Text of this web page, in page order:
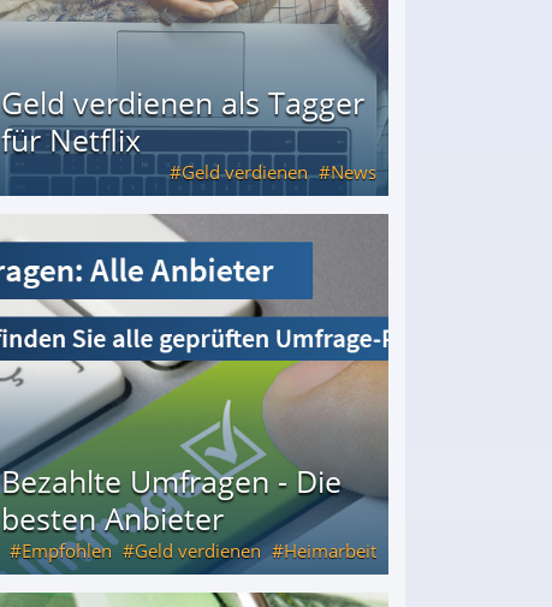
Geld verdienen als Tagger
für Netflix
Geld verdienen News
Bezahlte Umfragen - Die
besten Anbieter
Empfohlen Geld verdienen Heimarbeit